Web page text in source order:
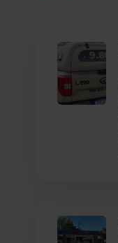
Caetité
Candiba
Cândido
Caturama